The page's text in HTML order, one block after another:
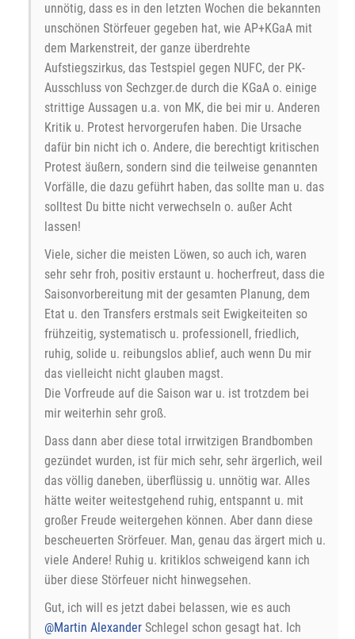
unnötig, dass es in den letzten Wochen die bekannten
unschönen Störfeuer gegeben hat, wie AP+KGaA mit
dem Markenstreit, der ganze überdrehte
Aufstiegszirkus, das Testspiel gegen NUFC, der PK-
Ausschluss von Sechzger.de durch die KGaA o. einige
strittige Aussagen u.a. von MK, die bei mir u. Anderen
Kritik u. Protest hervorgerufen haben. Die Ursache
dafür bin nicht ich o. Andere, die berechtigt kritischen
Protest äußern, sondern sind die teilweise genannten
Vorfälle, die dazu geführt haben, das sollte man u. das
solltest Du bitte nicht verwechseln o. außer Acht
lassen!
Viele, sicher die meisten Löwen, so auch ich, waren
sehr sehr froh, positiv erstaunt u. hocherfreut, dass die
Saisonvorbereitung mit der gesamten Planung, dem
Etat u. den Transfers erstmals seit Ewigkeiteiten so
frühzeitig, systematisch u. professionell, friedlich,
ruhig, solide u. reibungslos ablief, auch wenn Du mir
das vielleicht nicht glauben magst.
Die Vorfreude auf die Saison war u. ist trotzdem bei
mir weiterhin sehr groß.
Dass dann aber diese total irrwitzigen Brandbomben
gezündet wurden, ist für mich sehr, sehr ärgerlich, weil
das völlig daneben, überflüssig u. unnötig war. Alles
hätte weiter weitestgehend ruhig, entspannt u. mit
großer Freude weitergehen können. Aber dann diese
bescheuerten Srörfeuer. Man, genau das ärgert mich u.
viele Andere! Ruhig u. kritiklos schweigend kann ich
über diese Störfeuer nicht hinwegsehen.
Gut, ich will es jetzt dabei belassen, wie es auch
@Martin Alexander Schlegel schon gesagt hat. Ich